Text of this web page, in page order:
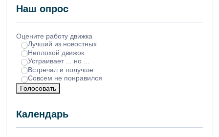
Наш опрос
Оцените работу движка
Лучший из новостных
Неплохой движок
Устраивает ... но ...
Встречал и получше
Совсем не понравился
Голосовать
Календарь